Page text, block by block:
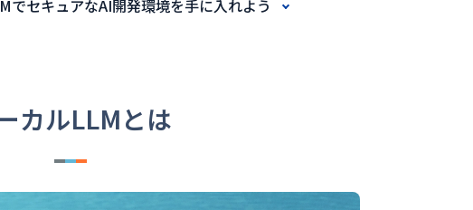
でセキュアなAI開発環境を手に入れよう
カルLLMとは